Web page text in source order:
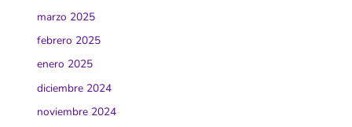
marzo 2025
febrero 2025
enero 2025
diciembre 2024
noviembre 2024